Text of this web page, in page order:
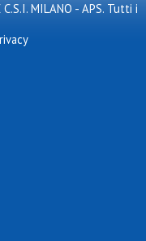
MILANO - APS. Tutti i